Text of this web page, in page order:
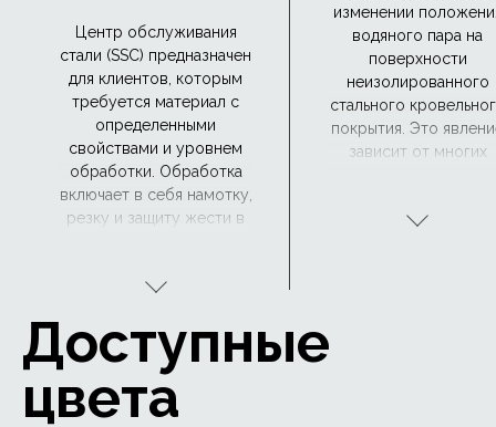
Центр обслуживания
стали (SSC) предназначен
для клиентов, которым
требуется материал с
определенными
свойствами и уровнем
обработки. Обработка
включает в себя намотку,
резку и защиту жести в
потребностями
принимаем заказы на
использование
материалов заказчика,
которые оптимально
изменении
водяного пара на
поверхности
неизолированного
стального
покрытия. Это
зависит от многих
кровли и ее
Доступные
цвета